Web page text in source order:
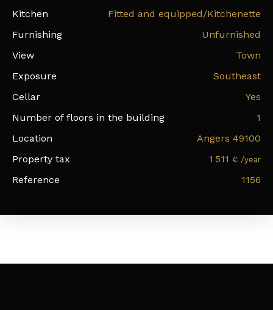
Kitchen
Fitted and equipped/Kitchenette
Furnishing
Unfurnished
View
Town
Exposure
Southeast
Cellar
Yes
Number of floors in the building
1
Location
Angers 49100
Property tax
1 511 € /year
Reference 1156